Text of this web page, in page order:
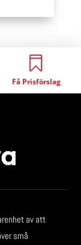
through

Få Prisförslag
av att
små